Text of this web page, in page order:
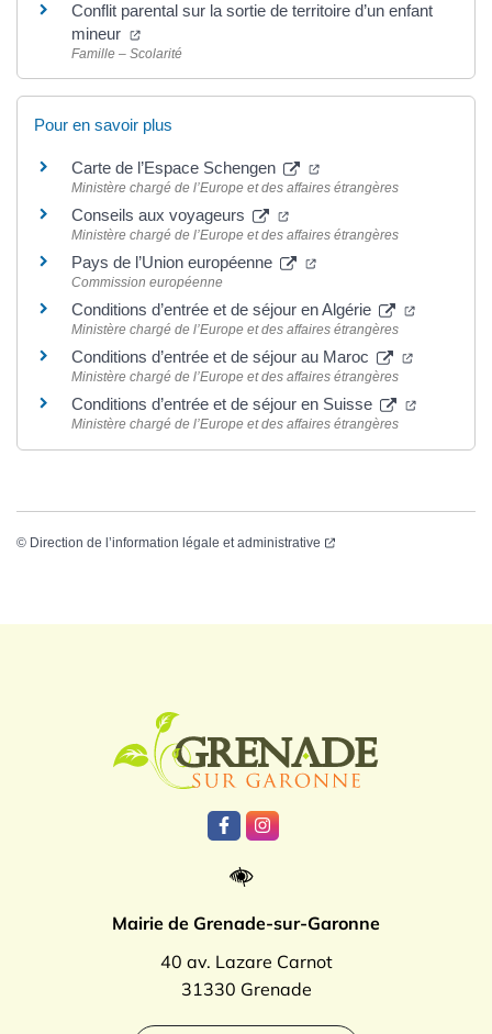
Conflit parental sur la sortie de territoire d’un enfant
mineur
Famille – Scolarité
Pour en savoir plus
Carte de l’Espace Schengen
Ministère chargé de l’Europe et des affaires étrangères
Conseils aux voyageurs
Ministère chargé de l’Europe et des affaires étrangères
Pays de l’Union européenne
Commission européenne
Conditions d’entrée et de séjour en Algérie
Ministère chargé de l’Europe et des affaires étrangères
Conditions d’entrée et de séjour au Maroc
Ministère chargé de l’Europe et des affaires étrangères
Conditions d’entrée et de séjour en Suisse
Ministère chargé de l’Europe et des affaires étrangères
© Direction de l’information légale et administrative
Lien vers le compte Facebook
Lien vers le compte
Mairie de Grenade-sur-Garonne
40 av. Lazare Carnot
31330 Grenade